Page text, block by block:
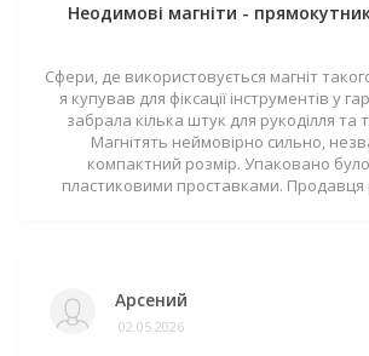
Неодимові магніти -
Сфери, де використовується магніт
я купував для фіксації інструментів у
забрала кілька штук для рукоділля
Магнітять неймовірно сильно,
компактний розмір. Упаковано було
пластиковими проставками.
Арсений
02.05.2026